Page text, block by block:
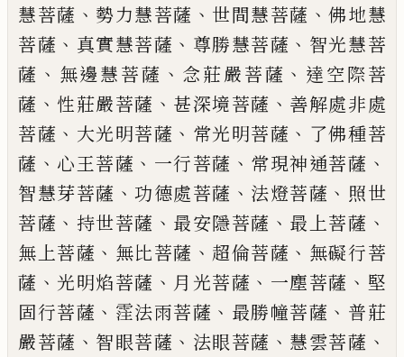
慧菩薩 、 勢力慧菩薩 、 世間慧菩薩 、佛地慧
菩薩 、 真實慧菩薩 、 尊勝慧菩薩 、 智光慧菩
薩 、 無邊慧菩薩 、 念莊嚴菩薩 、 達空際菩
薩 、 性莊嚴菩薩 、 甚深境菩薩 、 善解處非處
菩薩 、 大光明菩薩 、 常光明菩薩 、 了佛種菩
薩 、 心王菩薩 、 一行菩薩 、 常現神通菩薩 、
智慧芽菩薩 、 功德處菩薩 、 法燈菩薩 、 照世
菩薩 、 持世菩薩 、 最安隱菩薩 、 最上菩薩 、
無上菩薩 、 無比菩薩 、 超倫菩薩 、 無礙行菩
薩 、 光明焰菩薩 、 月光菩薩 、 一塵菩薩 、 堅
固行菩薩 、 霔法雨菩薩 、 最勝幢菩薩 、 普莊
嚴菩薩 、 智眼菩薩 、 法眼菩薩 、 慧雲菩薩 、